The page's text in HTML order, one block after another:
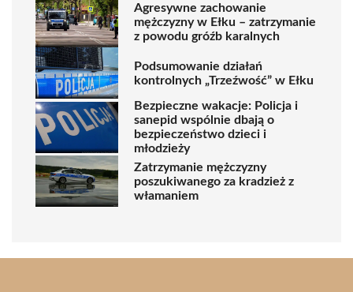
Agresywne zachowanie
mężczyzny w Ełku – zatrzymanie
z powodu gróźb karalnych
Podsumowanie działań
kontrolnych „Trzeźwość” w Ełku
Bezpieczne wakacje: Policja i
sanepid wspólnie dbają o
bezpieczeństwo dzieci i
młodzieży
Zatrzymanie mężczyzny
poszukiwanego za kradzież z
włamaniem